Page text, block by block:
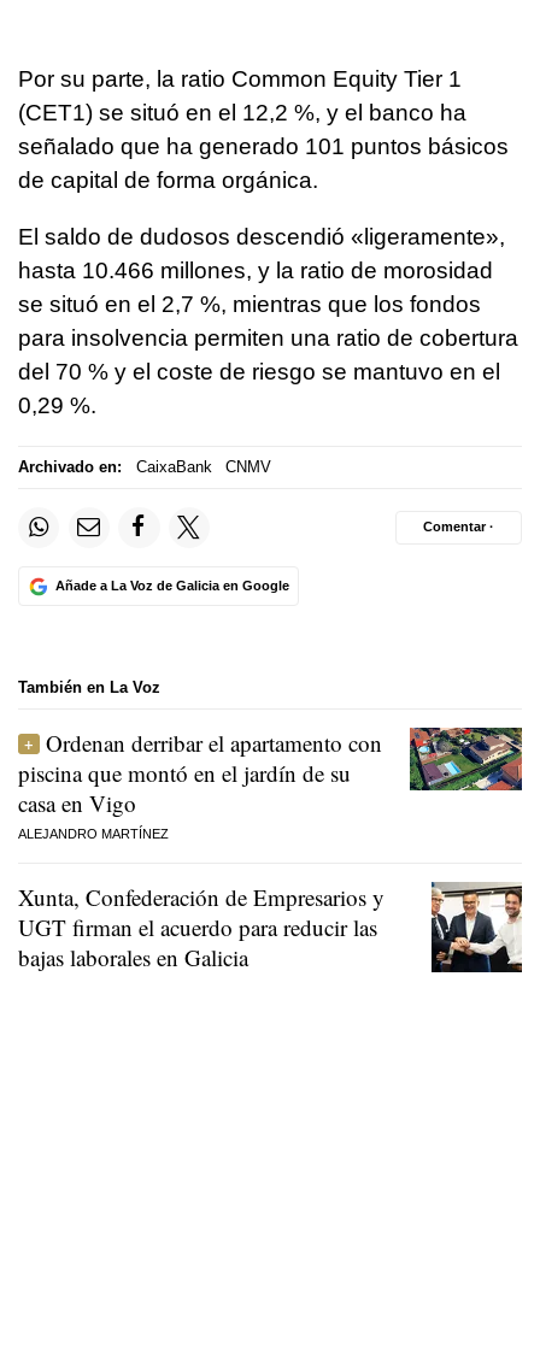
Por su parte, la ratio Common Equity Tier 1
(CET1) se situó en el 12,2 %, y el banco ha
señalado que ha generado 101 puntos básicos
de capital de forma orgánica.
El saldo de dudosos descendió «ligeramente»,
hasta 10.466 millones, y la ratio de morosidad
se situó en el 2,7 %, mientras que los fondos
para insolvencia permiten una ratio de cobertura
del 70 % y el coste de riesgo se mantuvo en el
0,29 %.
Archivado en: CaixaBank CNMV
Añade a La Voz de Galicia en Google
Comentar ·
También en La Voz
Ordenan derribar el apartamento con
piscina que montó en el jardín de su
casa en Vigo
ALEJANDRO MARTÍNEZ
Xunta, Confederación de Empresarios y
UGT firman el acuerdo para reducir las
bajas laborales en Galicia